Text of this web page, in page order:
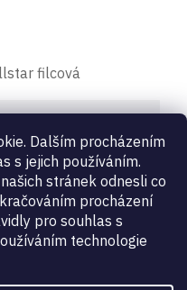
Dalším procházením
s jejich používáním.
stránek odnesli co
procházení
pro souhlas s
technologie
filcová
doplňky
pro FIE závody
,hobby